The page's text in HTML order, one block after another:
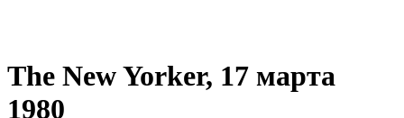
The New Yorker, 17 марта
1980